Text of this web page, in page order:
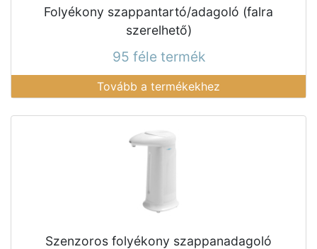
Folyékony szappantartó/adagoló (falra
szerelhető)
95 féle termék
Tovább a termékekhez
Szenzoros folyékony szappanadagoló